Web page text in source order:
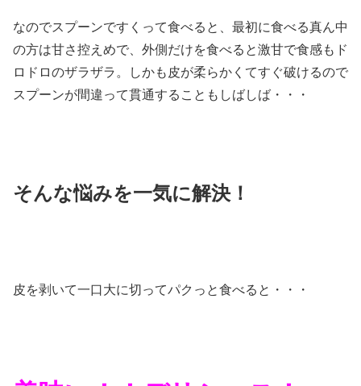
なのでスプーンですくって食べると、最初に食べる真ん中
の方は甘さ控えめで、外側だけを食べると激甘で食感もド
ロドロのザラザラ。しかも皮が柔らかくてすぐ破けるので
スプーンが間違って貫通することもしばしば・・・
そんな悩みを一気に解決！
皮を剥いて一口大に切ってパクっと食べると・・・